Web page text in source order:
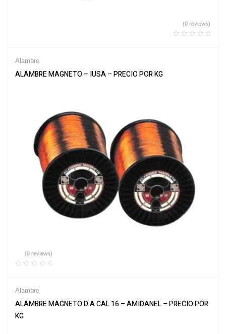
(0 reviews)
Alambre
ALAMBRE MAGNETO – IUSA – PRECIO POR KG
(0 reviews)
Alambre
ALAMBRE MAGNETO D.A CAL 16 – AMIDANEL – PRECIO POR
KG